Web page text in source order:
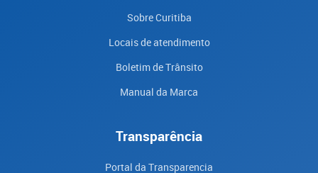
Sobre Curitiba
Locais de atendimento
Boletim de Trânsito
Manual da Marca
Transparência
Portal da Transparencia